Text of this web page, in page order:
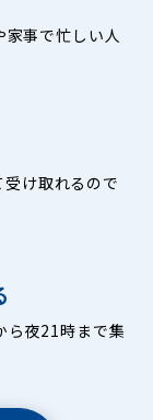
事で忙しい人
け取れるので
ら夜21時まで集